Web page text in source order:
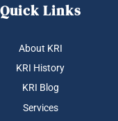
Quick Links
About KRI
KRI History
KRI Blog
Services